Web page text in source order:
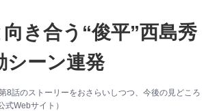
き合う“俊平”西島秀
シーン連発
8話のストーリーをおさらいしつつ、今後の見どころ
Webサイト）